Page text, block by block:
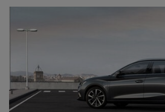
Nastavte si počet kilometrov,
Poistenie v splátkach
Povinné zmluvné poistenie aj
máte zahrnuté v splátke.